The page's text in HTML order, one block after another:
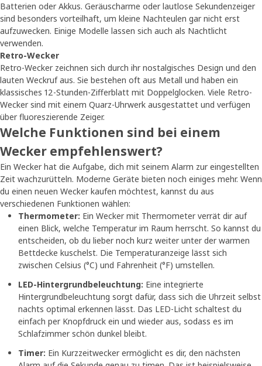
Batterien oder Akkus. Geräuscharme oder lautlose Sekundenzeiger
sind besonders vorteilhaft, um kleine Nachteulen gar nicht erst
aufzuwecken. Einige Modelle lassen sich auch als Nachtlicht
verwenden.
Retro-Wecker
Retro-Wecker zeichnen sich durch ihr nostalgisches Design und den
lauten Weckruf aus. Sie bestehen oft aus Metall und haben ein
klassisches 12-Stunden-Zifferblatt mit Doppelglocken. Viele Retro-
Wecker sind mit einem Quarz-Uhrwerk ausgestattet und verfügen
über fluoreszierende Zeiger.
Welche Funktionen sind bei einem
Wecker empfehlenswert?
Ein Wecker hat die Aufgabe, dich mit seinem Alarm zur eingestellten
Zeit wachzurütteln. Moderne Geräte bieten noch einiges mehr. Wenn
du einen neuen Wecker kaufen möchtest, kannst du aus
verschiedenen Funktionen wählen:
Thermometer: Ein Wecker mit Thermometer verrät dir auf
einen Blick, welche Temperatur im Raum herrscht. So kannst du
entscheiden, ob du lieber noch kurz weiter unter der warmen
Bettdecke kuschelst. Die Temperaturanzeige lässt sich
zwischen Celsius (°C) und Fahrenheit (°F) umstellen.
LED-Hintergrundbeleuchtung: Eine integrierte
Hintergrundbeleuchtung sorgt dafür, dass sich die Uhrzeit selbst
nachts optimal erkennen lässt. Das LED-Licht schaltest du
einfach per Knopfdruck ein und wieder aus, sodass es im
Schlafzimmer schön dunkel bleibt.
Timer: Ein Kurzzeitwecker ermöglicht es dir, den nächsten